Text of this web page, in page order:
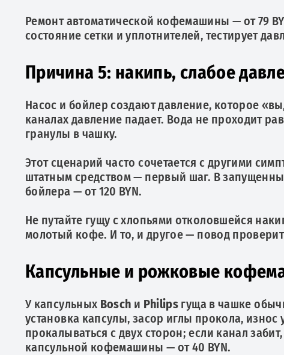
Ремонт автоматической кофемашины — от 79
состояние сетки и уплотнителей, тестирует
Причина 5: накипь, слабое
Насос и бойлер создают давление, которое
каналах давление падает. Вода не проходит
гранулы в чашку.
Этот сценарий часто сочетается с другими
штатным средством — первый шаг. В
бойлера — от 120 BYN.
Не путайте гущу с хлопьями отколовшейся
молотый кофе. И то, и другое — повод
Капсульные и рожковые
У капсульных Bosch и Philips гуща в чашке
установка капсулы, засор иглы прокола,
прокалываться с двух сторон; если канал
капсульной кофемашины — от 40 BYN.